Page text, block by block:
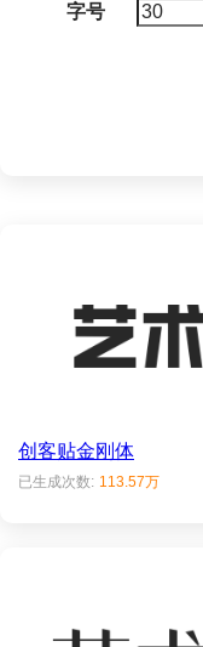
字号
创客贴金刚体
已生成次数: 113.57万